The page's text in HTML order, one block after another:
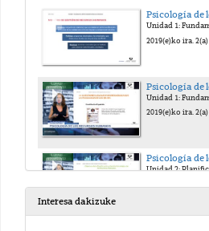
2019(e)ko ira. 2(a)
2019(e)ko ira. 2(a)
Interesa dakizuke